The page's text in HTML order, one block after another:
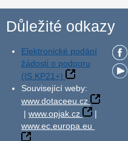
Důležité odkazy
Elektronické podání
žádosti o podporu
(IS KP21+)
Související weby:
www.dotaceeu.cz
| www.opjak.cz
|
www.ec.europa.eu